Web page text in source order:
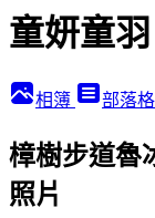
童妍童羽
相簿 部落格
樟樹步道魯
照片